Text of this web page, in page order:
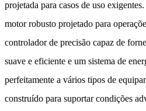
projetada para casos de uso
motor robusto projetado para
controlador de precisão capaz de
suave e eficiente e um sistema de
perfeitamente a vários tipos de
construído para suportar condições